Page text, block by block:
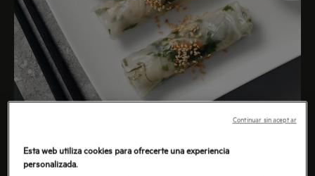
PREPARACIÓN
Tiempo de elaboración: 15 minutos
Dificultad baja
Esta web utiliza cookies para ofrecerte una experiencia
personalizada.
Continuar sin aceptar